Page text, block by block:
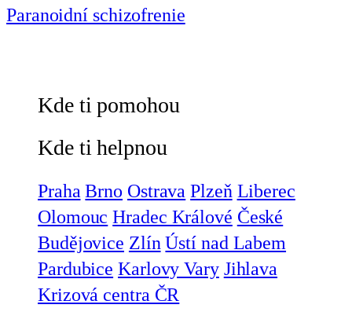
Paranoidní schizofrenie
Kde ti pomohou
Kde ti helpnou
Praha Brno Ostrava Plzeň Liberec
Olomouc Hradec Králové České
Budějovice Zlín Ústí nad Labem
Pardubice Karlovy Vary Jihlava
Krizová centra ČR